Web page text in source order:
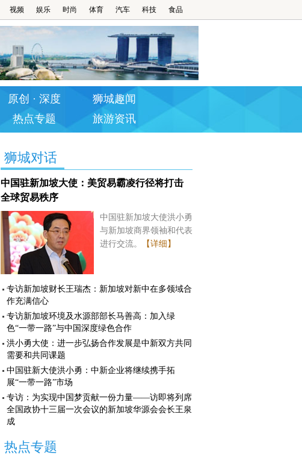
视频 娱乐 时尚 体育 汽车 科技 食品
原创 · 深度
狮城趣闻
热点专题 旅游资讯
狮城对话
中国驻新加坡大使：美贸易霸凌行径将打击
全球贸易秩序
中国驻新加坡大使洪小勇
与新加坡商界领袖和代表
进行交流。
【详细】
专访新加坡财长王瑞杰：新加坡对新中在多领域合
作充满信心
专访新加坡环境及水源部部长马善高：加入绿
色“一带一路”与中国深度绿色合作
洪小勇大使：进一步弘扬合作发展是中新双方共同
需要和共同课题
中国驻新大使洪小勇：中新企业将继续携手拓
展“一带一路”市场
专访：为实现中国梦贡献一份力量——访即将列席
全国政协十三届一次会议的新加坡华源会会长王泉
成
热点专题